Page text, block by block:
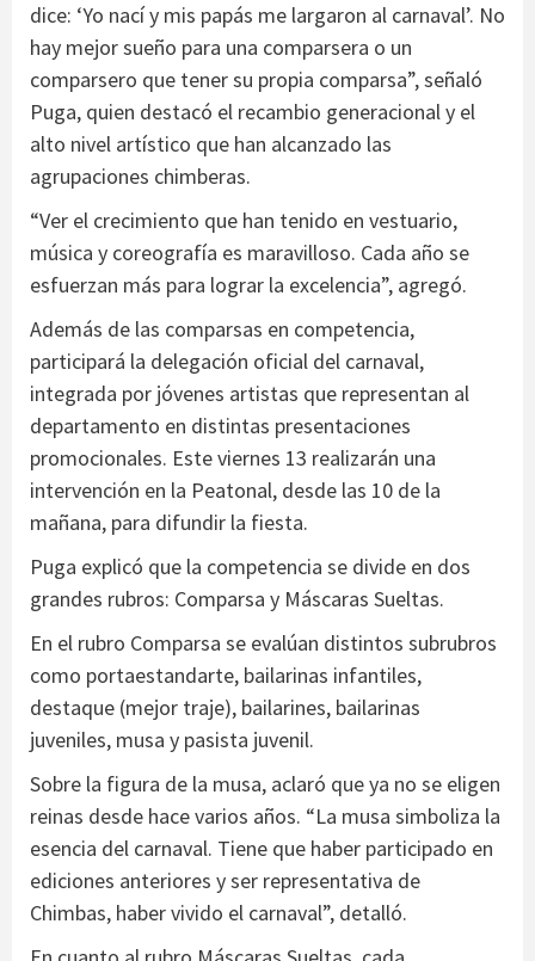
dice: ‘Yo nací y mis papás me largaron al carnaval’. No
hay mejor sueño para una comparsera o un
comparsero que tener su propia comparsa”, señaló
Puga, quien destacó el recambio generacional y el
alto nivel artístico que han alcanzado las
agrupaciones chimberas.
“Ver el crecimiento que han tenido en vestuario,
música y coreografía es maravilloso. Cada año se
esfuerzan más para lograr la excelencia”, agregó.
Además de las comparsas en competencia,
participará la delegación oficial del carnaval,
integrada por jóvenes artistas que representan al
departamento en distintas presentaciones
promocionales. Este viernes 13 realizarán una
intervención en la Peatonal, desde las 10 de la
mañana, para difundir la fiesta.
Puga explicó que la competencia se divide en dos
grandes rubros: Comparsa y Máscaras Sueltas.
En el rubro Comparsa se evalúan distintos subrubros
como portaestandarte, bailarinas infantiles,
destaque (mejor traje), bailarines, bailarinas
juveniles, musa y pasista juvenil.
Sobre la figura de la musa, aclaró que ya no se eligen
reinas desde hace varios años. “La musa simboliza la
esencia del carnaval. Tiene que haber participado en
ediciones anteriores y ser representativa de
Chimbas, haber vivido el carnaval”, detalló.